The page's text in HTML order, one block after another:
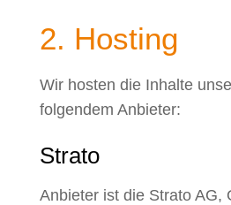
2. Hosting
Wir hosten die Inhalte
folgendem Anbieter:
Strato
Anbieter ist die Strato AG,